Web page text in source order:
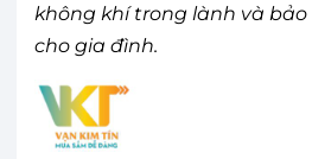
không khí trong lành và bảo
cho gia đình.